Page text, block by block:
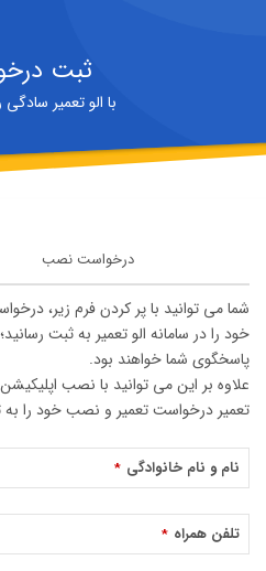
ثبت
با الو تعمیر سادگی
درخواست نصب
شما می توانید با پر کردن فرم زیر،
خود را در سامانه الو تعمیر به ثبت
پاسخگوی شما خواهند بود.
علاوه بر این می توانید با نصب
تعمیر درخواست تعمیر و نصب خود را به
نام و نام خانوادگی *
تلفن همراه *